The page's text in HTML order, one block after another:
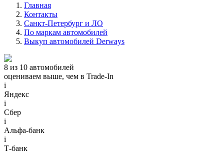
Главная
Контакты
Санкт-Петербург и ЛО
По маркам автомобилей
Выкуп автомобилей Derways
8 из 10 автомобилей
оцениваем выше, чем в Trade‑In
i
Яндекс
i
Сбер
i
Альфа-банк
i
Т-банк